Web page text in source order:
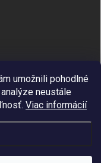
umožnili pohodlné
neustále
Viac informácií